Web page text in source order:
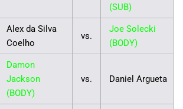
(SUB)
Alex da Silva
Coelho
vs.
Joe Solecki
(BODY)
Damon
Jackson
(BODY)
vs. Daniel Argueta